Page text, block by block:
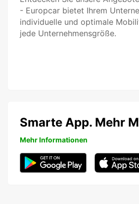
- Europcar bietet Ihrem
individuelle und optimale
jede Unternehmensgröße.
Smarte App. Mehr
Mehr Informationen